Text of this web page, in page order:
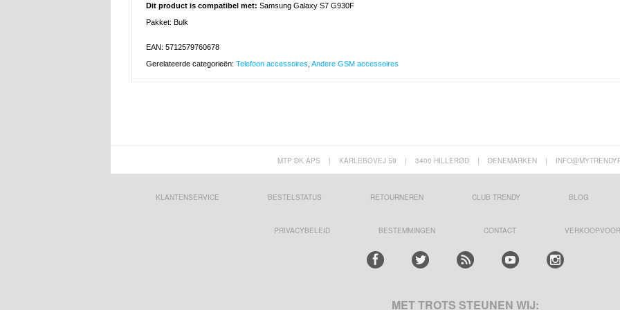
Dit product is compatibel met: Samsung Galaxy S7 G930F
Pakket: Bulk
EAN: 5712579760678
Gerelateerde categorieën: Telefoon accessoires Andere GSM accessoires
MTP DK APS | KARLEBOVEJ 59 | 3400 HILLERØD | DENEMARKEN |
KLANTENSERVICE BESTELSTATUS RETOURNEREN CLUB TRENDY BLOG
PRIVACYBELEID BESTEMMINGEN CONTACT
MET TROTS STEUNEN WIJ: